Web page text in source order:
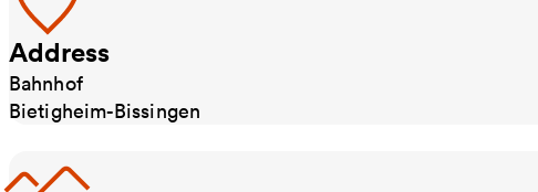
Address
Bahnhof
Bietigheim-Bissingen